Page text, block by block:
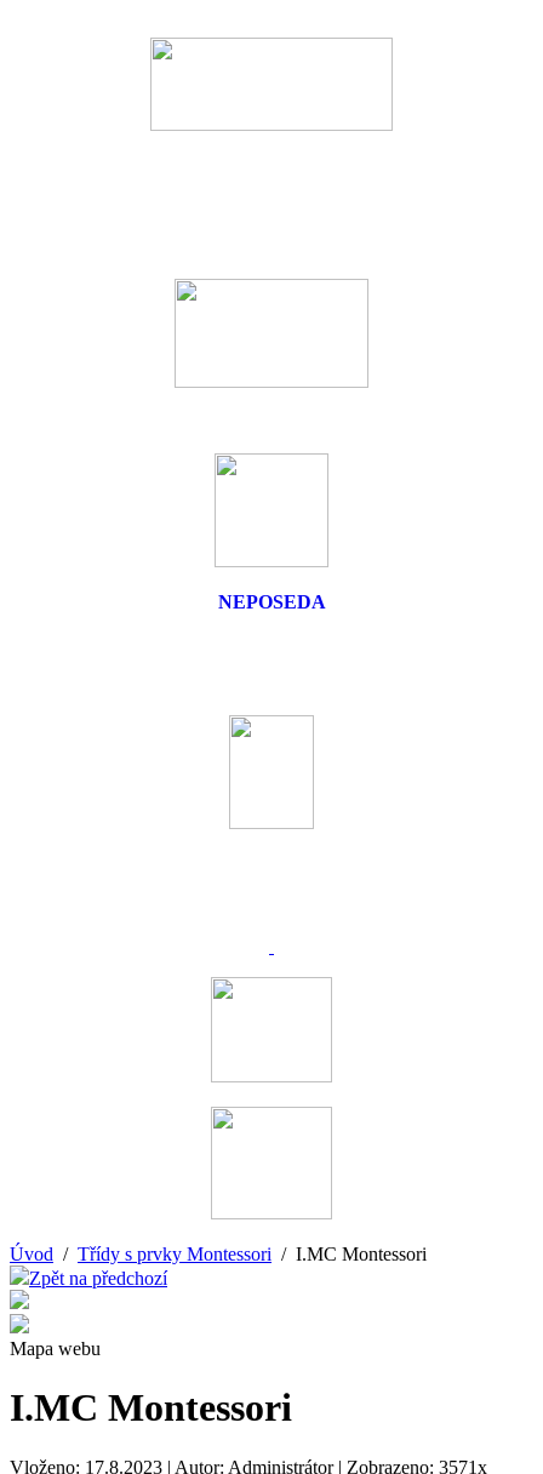
NEPOSEDA
Úvod / Třídy s prvky Montessori / I.MC Montessori
Zpět na předchozí
Mapa webu
I.MC Montessori
Vloženo: 17.8.2023 | Autor: Administrátor | Zobrazeno: 3571x